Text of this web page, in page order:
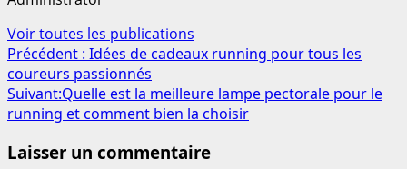
Voir toutes les publications
Navigation
d’article
Précédent : Idées de cadeaux running pour tous les
coureurs passionnés
Suivant:Quelle est la meilleure lampe pectorale pour le
running et comment bien la choisir
Laisser un commentaire